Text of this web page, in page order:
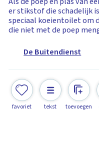
er stikstof die schadelijk
speciaal koeientoilet om
die niet met de poep
De Buitendienst
favoriet tekst toevoegen